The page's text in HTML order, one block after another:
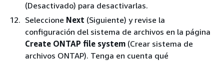
(Desactivado) para desactivarlas.
Seleccione Next (Siguiente) y revise la
configuración del sistema de archivos en la página
Create ONTAP file system (Crear sistema de
archivos ONTAP). Tenga en cuenta qué